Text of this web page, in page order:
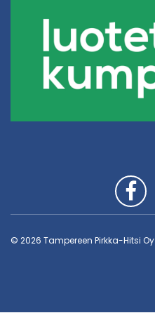
© 2026 Tampereen Pirkka-Hitsi Oy